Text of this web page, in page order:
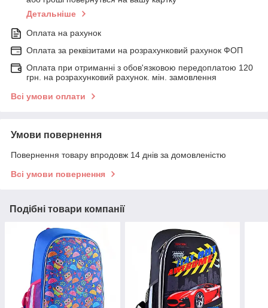
Детальніше
Оплата на рахунок
Оплата за реквізитами на розрахунковий рахунок ФОП
Оплата при отриманні з обов'язковою передоплатою 120
грн. на розрахунковий рахунок. мін. замовлення
Всі умови оплати
Умови повернення
Повернення товару впродовж 14 днів за домовленістю
Всі умови повернення
Подібні товари компанії